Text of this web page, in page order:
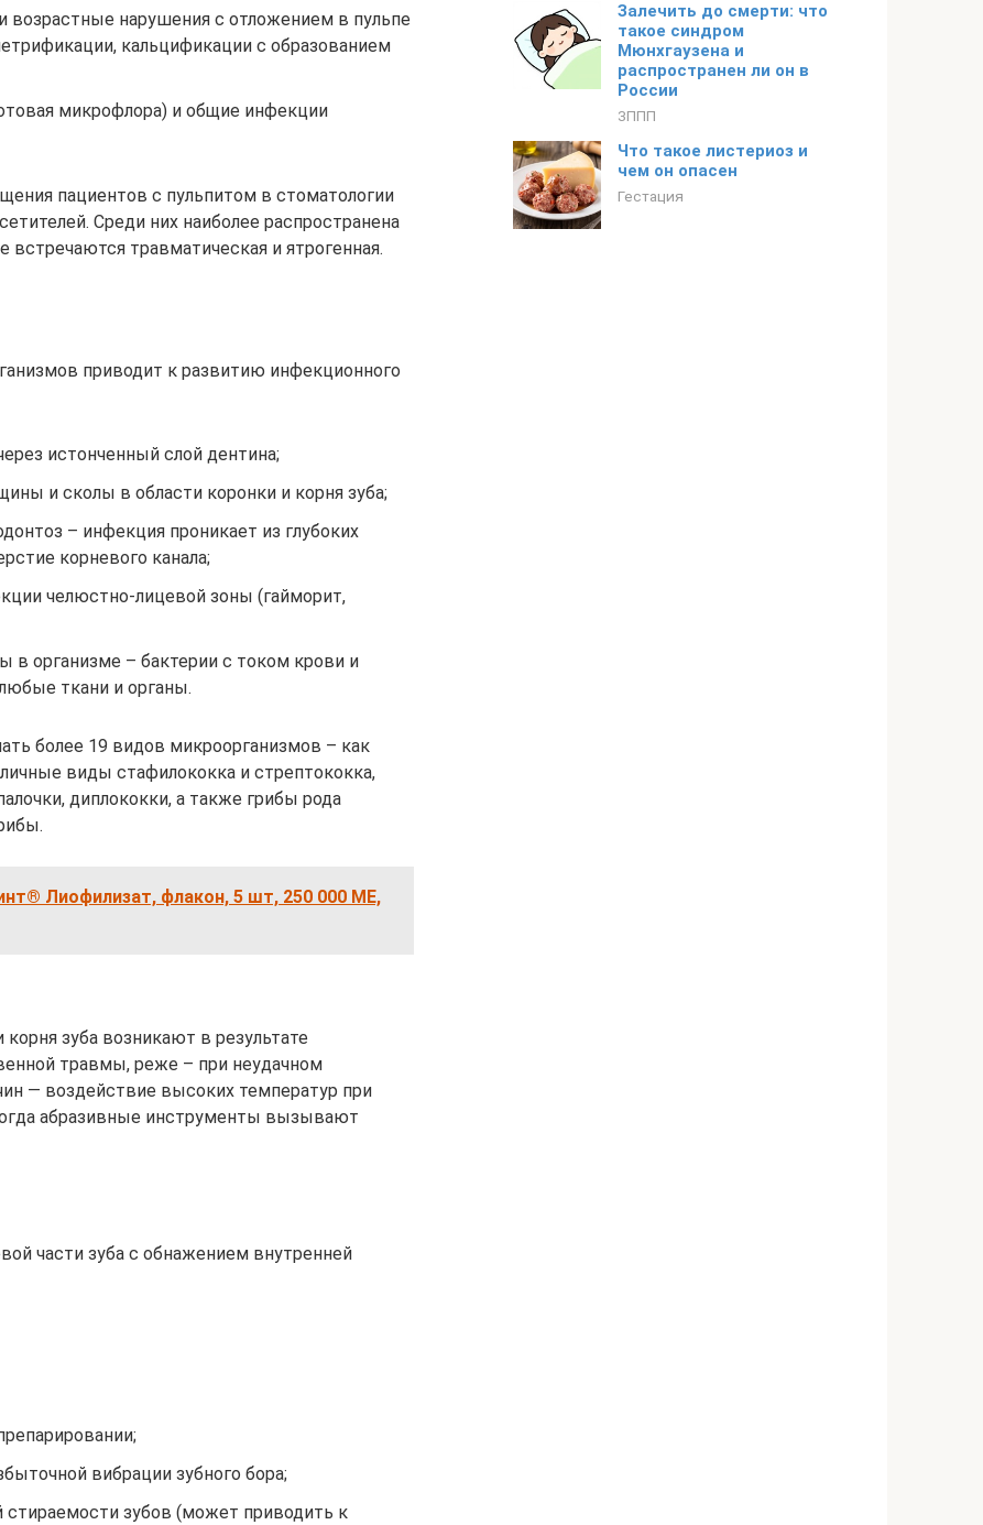
возрастные нарушения с отложением в пульпе
кальцификации с образованием
микрофлора) и общие инфекции
пациентов с пульпитом в стоматологии
Среди них наиболее распространена
травматическая и ятрогенная.
приводит к развитию инфекционного
истонченный слой дентина;
и сколы в области коронки и корня зуба;
– инфекция проникает из глубоких
корневого канала;
челюстно-лицевой зоны (гайморит,
организме – бактерии с током крови и
ткани и органы.
более 19 видов микроорганизмов – как
виды стафилококка и стрептококка,
диплококки, а также грибы рода
Лиофилизат, флакон, 5 шт, 250 000 МЕ,
зуба возникают в результате
травмы, реже – при неудачном
— воздействие высоких температур при
абразивные инструменты вызывают
части зуба с обнажением внутренней
вибрации зубного бора;
зубов (может приводить к
Залечить до смерти: что
такое синдром
Мюнхгаузена и
распространен ли он в
России
ЗППП
Что такое листериоз и
чем он опасен
Гестация